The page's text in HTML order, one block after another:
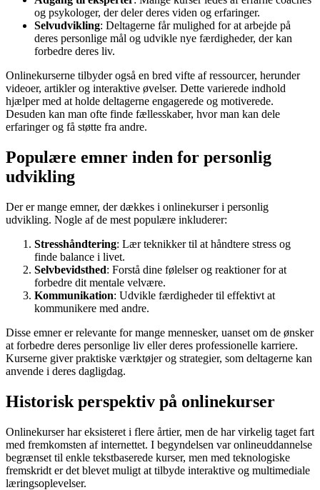
og psykologer, der deler deres viden og erfaringer.
Selvudvikling: Deltagerne får mulighed for at arbejde på
deres personlige mål og udvikle nye færdigheder, der kan
forbedre deres liv.
Onlinekurserne tilbyder også en bred vifte af ressourcer, herunder
videoer, artikler og interaktive øvelser. Dette varierede indhold
hjælper med at holde deltagerne engagerede og motiverede.
Desuden kan man ofte finde fællesskaber, hvor man kan dele
erfaringer og få støtte fra andre.
Populære emner inden for personlig
udvikling
Der er mange emner, der dækkes i onlinekurser i personlig
udvikling. Nogle af de mest populære inkluderer:
Stresshåndtering: Lær teknikker til at håndtere stress og
finde balance i livet.
Selvbevidsthed: Forstå dine følelser og reaktioner for at
forbedre dit mentale velvære.
Kommunikation: Udvikle færdigheder til effektivt at
kommunikere med andre.
Disse emner er relevante for mange mennesker, uanset om de ønsker
at forbedre deres personlige liv eller deres professionelle karriere.
Kurserne giver praktiske værktøjer og strategier, som deltagerne kan
anvende i deres dagligdag.
Historisk perspektiv på onlinekurser
Onlinekurser har eksisteret i flere årtier, men de har virkelig taget fart
med fremkomsten af internettet. I begyndelsen var onlineuddannelse
begrænset til enkle tekstbaserede kurser, men med teknologiske
fremskridt er det blevet muligt at tilbyde interaktive og multimediale
læringsoplevelser.